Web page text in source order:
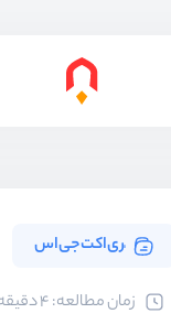
ٰری‌اکت‌جی‌اس
ﺯﻣﺎﻥ ﻣﻄﺎﻟﻌﻪ: 4 دقیقه